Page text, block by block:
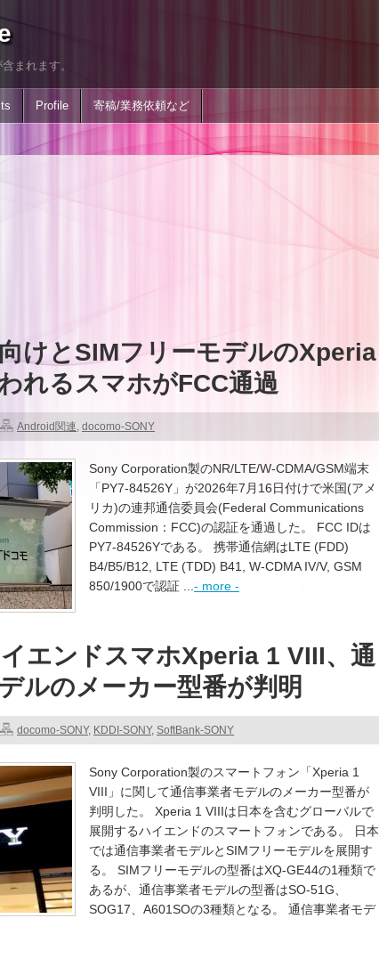
まれます。
Profile 寄稿/業務依頼など
けとSIMフリーモデルのXperia
れるスマホがFCC通過
Android関連, docomo-SONY
Sony Corporation製のNR/LTE/W-CDMA/GSM端末
「PY7-84526Y」が2026年7月16日付けで米国(アメ
リカ)の連邦通信委員会(Federal Communications
Commission：FCC)の認証を通過した。 FCC IDは
PY7-84526Yである。 携帯通信網はLTE (FDD)
B4/B5/B12, LTE (TDD) B41, W-CDMA IV/V, GSM
850/1900で認証 ... - more -
エンドスマホXperia 1 VIII、通
ルのメーカー型番が判明
docomo-SONY, KDDI-SONY, SoftBank-SONY
Sony Corporation製のスマートフォン「Xperia 1
VIII」に関して通信事業者モデルのメーカー型番が
判明した。 Xperia 1 VIIIは日本を含むグローバルで
展開するハイエンドのスマートフォンである。 日本
では通信事業者モデルとSIMフリーモデルを展開す
る。 SIMフリーモデルの型番はXQ-GE44の1種類で
あるが、通信事業者モデルの型番はSO-51G、
SOG17、A601SOの3種類となる。 通信事業者モデ